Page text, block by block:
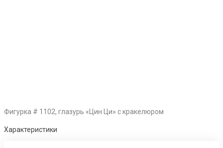
Фигурка # 1102, глазурь «Цин Ци» с кракелюром
Характеристики